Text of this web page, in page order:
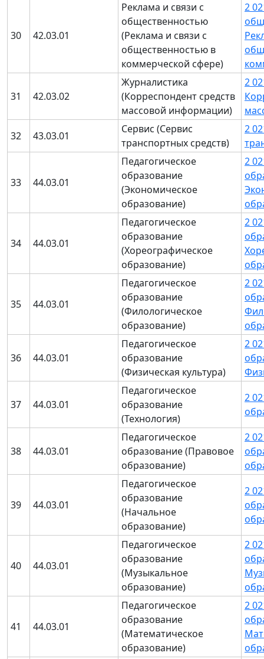
30 42.03.01
Реклама и связи с
общественностью
(Реклама и связи с
общественностью в
коммерческой сфере)
2
31 42.03.02
Журналистика
(Корреспондент средств
массовой информации)
2
32
43.03.01
Сервис (Сервис
транспортных средств)
2
33 44.03.01
Педагогическое
образование
(Экономическое
образование)
2
34 44.03.01
Педагогическое
образование
(Хореографическое
образование)
2
35 44.03.01
Педагогическое
образование
(Филологическое
образование)
2
36 44.03.01
Педагогическое
образование
(Физическая культура)
2
37 44.03.01
Педагогическое
образование
(Технология)
2
38 44.03.01
Педагогическое
образование (Правовое
образование)
2
39 44.03.01
Педагогическое
образование
(Начальное
образование)
2
40 44.03.01
Педагогическое
образование
(Музыкальное
образование)
2
41 44.03.01
Педагогическое
образование
(Математическое
образование)
2